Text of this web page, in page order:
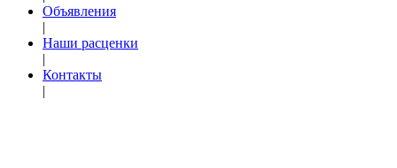
Объявления
|
Наши расценки
|
Контакты
|